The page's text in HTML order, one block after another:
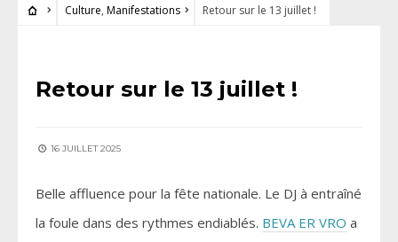
Culture, Manifestations Retour sur le 13 juillet !
Retour sur le 13 juillet !
16 JUILLET 2025
Belle affluence pour la fête nationale. Le DJ à entraîné
la foule dans des rythmes endiablés. BEVA ER VRO a